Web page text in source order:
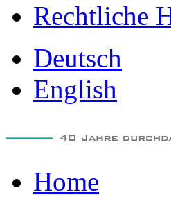
Rechtliche
Deutsch
English
Home